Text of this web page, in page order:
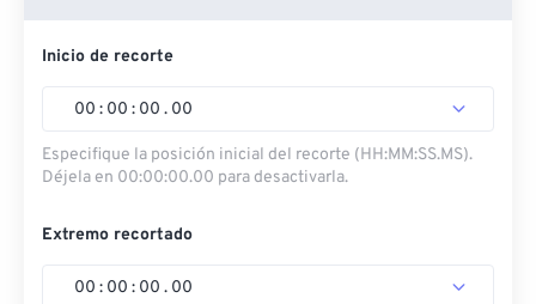
Inicio de recorte
00 : 00 : 00 . 00
Especifique la posición inicial del recorte (HH:MM:SS.MS).
Déjela en 00:00:00.00 para desactivarla.
Extremo recortado
00 : 00 : 00 . 00